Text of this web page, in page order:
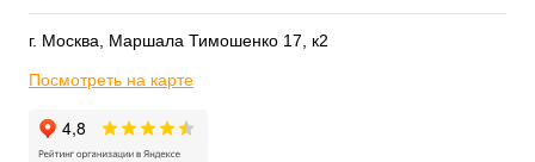
г. Москва, Маршала Тимошенко 17, к2
Посмотреть на карте